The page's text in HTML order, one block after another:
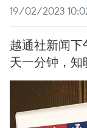
19/02/2023
越通社新闻
天一分钟，知